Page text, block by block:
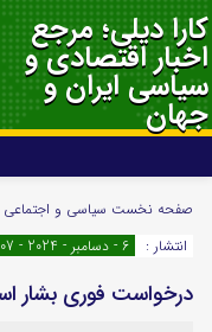
کارا دیلی؛ مرجع
اخبار اقتصادی و
سیاسی ایران و
جهان
اینستاگرام
سروش
آپارات
رمز عبور
صفحه نخست سیاسی و اجتماعی
انتشار :
6 - دسامبر - 2024 - 02:07
درخواست فوری بشار